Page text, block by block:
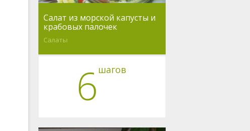
Салат из морской капусты и
крабовых палочек
Салаты
6 шагов